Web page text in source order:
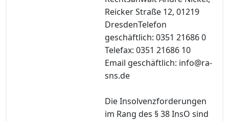
Reicker Straße 12, 01219
DresdenTelefon
geschäftlich: 0351 21686 0
Telefax: 0351 21686 10
Email geschäftlich: info@ra-
sns.de
Die Insolvenzforderungen
im Rang des § 38 InsO sind